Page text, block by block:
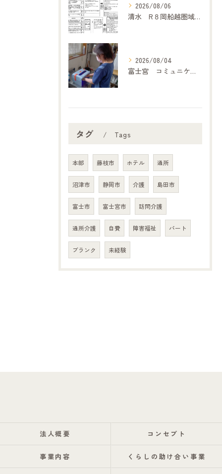
2026/08/06
清水 R８岡船越圏域主任介護支援専門委員連絡会（7月２１日）に参加して
2026/08/04
富士宮 コミュニケーション
タグ Tags
本部 藤枝市 ホテル 通所
沼津市 静岡市 介護 島田市
富士市 富士宮市 訪問介護
通所介護 自費 障害福祉 パート
ブランク 未経験
法人概要 コンセプト
事業内容 くらしの助け合い事業